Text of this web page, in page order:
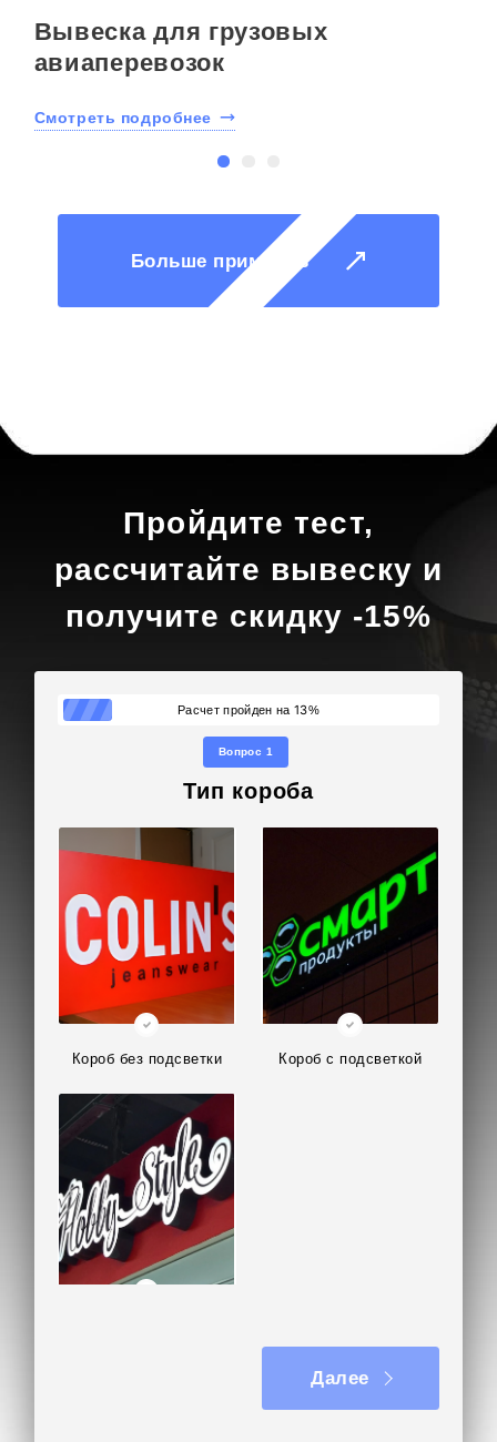
Вывеска для грузовых
авиаперевозок
Смотреть подробнее
Больше примеров
Пройдите тест,
рассчитайте вывеску и
получите скидку -15%
Расчет пройден на 13%
Вопрос 1
Тип короба
Короб без подсветки Короб с подсветкой
Далее